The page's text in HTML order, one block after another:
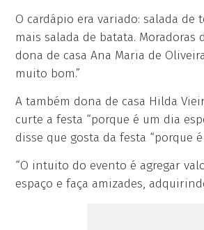
O cardápio era variado: salada
mais salada de batata.
dona de casa Ana Maria de
muito bom.”
A também dona de casa Hilda
curte a festa “porque é um dia
disse que gosta da festa “porque
“O intuito do evento é agregar
espaço e faça amizades,